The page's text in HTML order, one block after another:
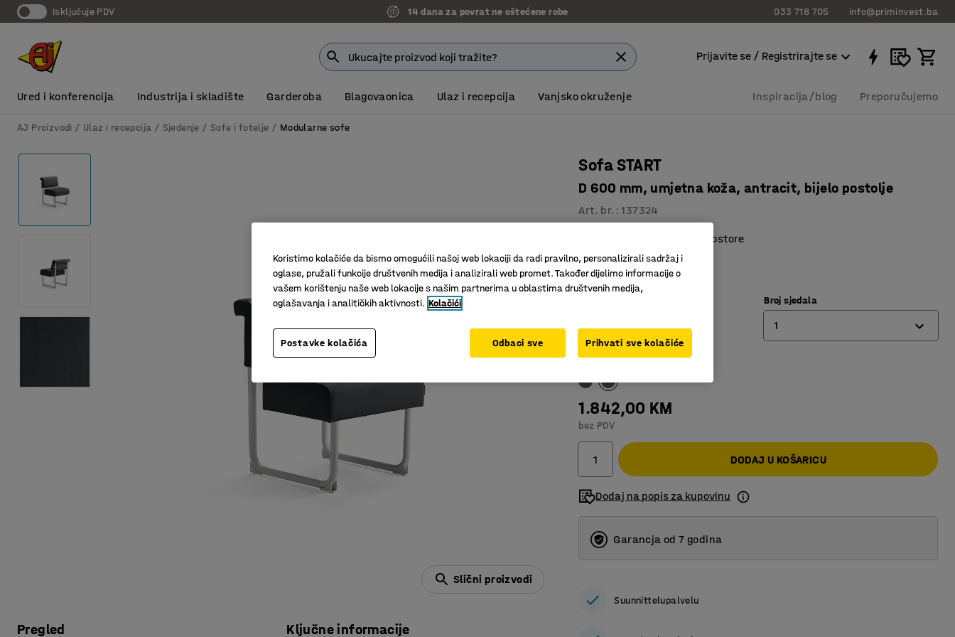
Isključuje PDV 14 dana za povrat ne oštećene robe 033 718 705 info@priminvest.ba
Prijavite se / Registrirajte se
Ured i konferencija Industrija i skladište Garderoba Blagovaonica Ulaz i recepcija Vanjsko okruženje Inspiracija/blog Preporučujemo
AJ Proizvodi Ulaz i recepcija Sjedenje Sofe i fotelje Modularne sofe
Slični proizvodi
Pregled Ključne informacije
Sofa START
D 600 mm, umjetna koža, antracit, bijelo postolje
Art. br. :137324
Prikladno za različite prostore
Lako spajanje
Praktični podni držači
Broj sjedala
1
Boja:Antracit
1.842,00 KM
bez PDV
DODAJ U KOŠARICU
Dodaj na popis za kupovinu
Garancja od 7 godina
Suunnittelupalvelu
Koristimo kolačiće da bismo omogućili našoj web lokaciji da radi pravilno, personalizirali sadržaj i
oglase, pružali funkcije društvenih medija i analizirali web promet. Također dijelimo informacije o
vašem korištenju naše web lokacije s našim partnerima u oblastima društvenih medija,
oglašavanja i analitičkih aktivnosti. Kolačići
Postavke kolačića Odbaci sve Prihvati sve kolačiće